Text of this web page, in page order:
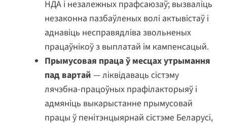
НДА і незалежных прафсаюзаў; вызваліць
незаконна пазбаўленых волі актывістаў і
аднавіць несправядліва звольненых
працаўнікоў з выплатай ім кампенсацый.
Прымусовая праца ў месцах утрымання
пад вартай — ліквідаваць сістэму
лячэбна-працоўных прафілакторыяў і
адмяніць выкарыстанне прымусовай
працы ў пенітэнцыярнай сістэме Беларусі,